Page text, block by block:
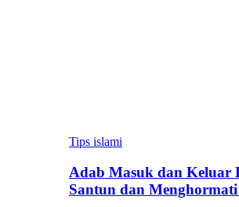
Tips islami
Adab Masuk dan Keluar
Santun dan Menghormati